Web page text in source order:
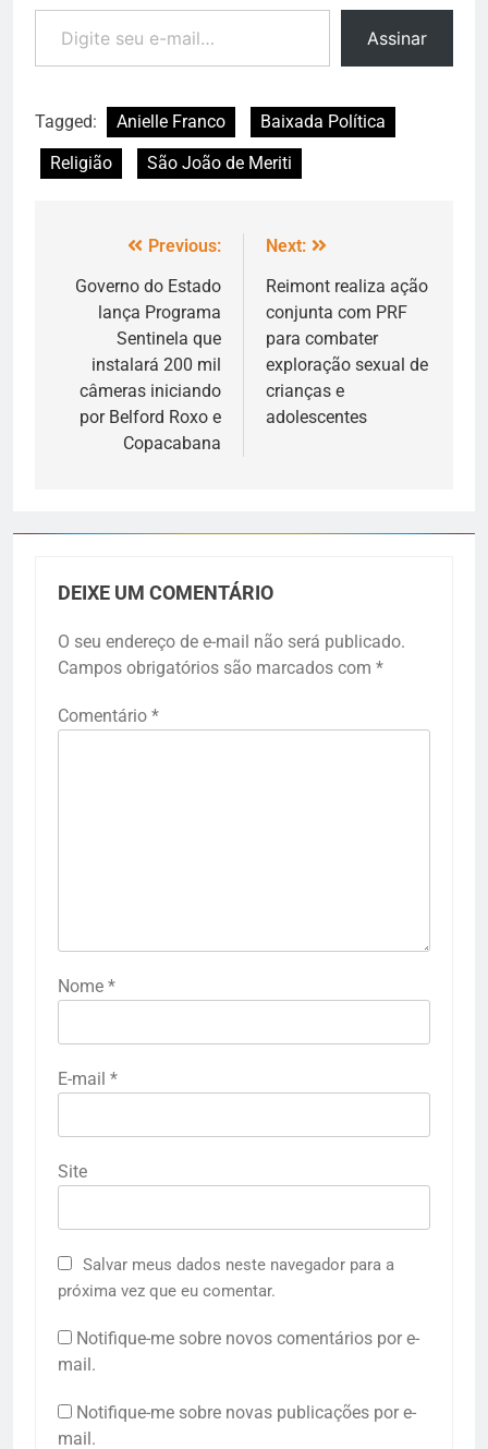
Assinar
Tagged: Anielle Franco
Baixada Política
Religião
São João de Meriti
Previous:
Governo do Estado
lança Programa
Sentinela que
instalará 200 mil
câmeras iniciando
por Belford Roxo e
Copacabana
Next:
Reimont realiza ação
conjunta com PRF
para combater
exploração sexual de
crianças e
adolescentes
DEIXE UM COMENTÁRIO
O seu endereço de e-mail não será publicado.
Campos obrigatórios são marcados com *
Comentário *
Nome *
E-mail *
Site
Salvar meus dados neste navegador para a
próxima vez que eu comentar.
Notifique-me sobre novos comentários por e-
mail.
Notifique-me sobre novas publicações por e-
mail.